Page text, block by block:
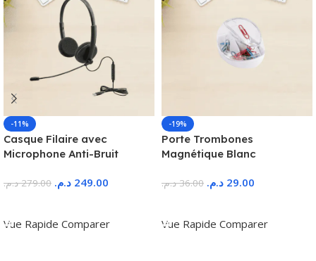
-11%
Casque Filaire avec
Microphone Anti-Bruit
279.00 د.م. 249.00 د.م.
Vue Rapide Comparer
-19%
Porte Trombones
Magnétique Blanc
36.00 د.م. 29.00 د.م.
Vue Rapide Comparer